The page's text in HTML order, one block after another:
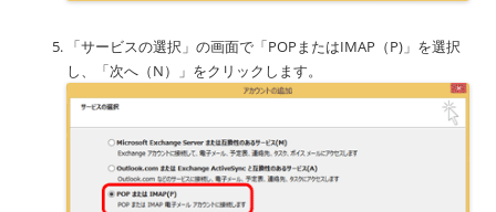
「サービスの選択」の画面で「POPまたはIMAP（P)」を選択
し、「次へ（N）」をクリックします。